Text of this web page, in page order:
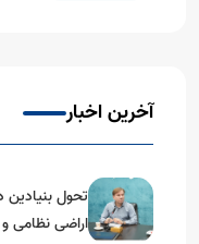
آخرین اخبار
تحول
اراضی نظامی